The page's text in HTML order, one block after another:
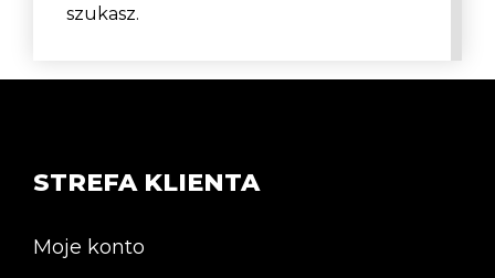
szukasz.
STREFA KLIENTA
Moje konto